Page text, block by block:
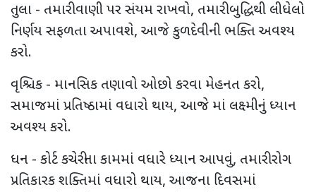
તુલા - તમારી વાણી પર સંયમ રાખવો, તમારી બુદ્ધિથી લીધેલો
નિર્ણય સફળતા અપાવશે, આજે કુળદેવીની ભક્તિ અવશ્ય
કરો.
વૃશ્ચિક - માનસિક તણાવો ઓછો કરવા મેહનત કરો,
સમાજમાં પ્રતિષ્ઠામાં વધારો થાય, આજે માં લક્ષ્મીનું ધ્યાન
અવશ્ય કરો.
ધન - કોર્ટ કચેરીના કામમાં વધારે ધ્યાન આપવું, તમારી રોગ
પ્રતિકારક શક્તિમાં વધારો થાય, આજના દિવસમાં